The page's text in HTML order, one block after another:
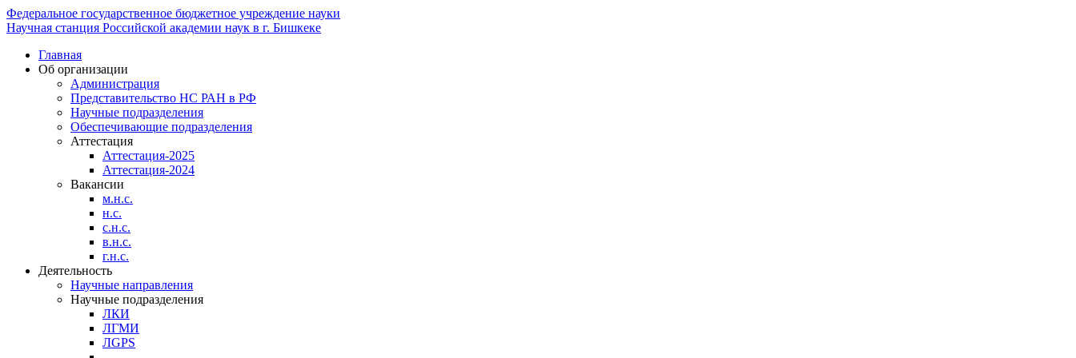
Федеральное государственное бюджетное учреждение науки
Научная станция Российской академии наук в г. Бишкеке
Главная
Об организации
Администрация
Представительство НС РАН в РФ
Научные подразделения
Обеспечивающие подразделения
Аттестация
Аттестация-2025
Аттестация-2024
Вакансии
м.н.с.
н.с.
с.н.с.
в.н.с.
г.н.с.
Деятельность
Научные направления
Научные подразделения
ЛКИ
ЛГМИ
ЛGPS